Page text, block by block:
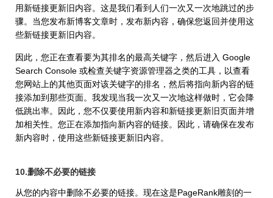
用新链接更新旧内容。这是我们看到人们一次又一次地跳过的步
骤。当您发布新博客文章时，发布新内容，确保您返回并使用这
些新链接更新旧内容。
因此，您正在查看要为其排名的最高关键字，然后进入 Google
Search Console 或检查关键字资源管理器之类的工具，以查看
您网站上的其他页面对该关键字的排名，然后将指向新内容的链
接添加到那些页面。我发现当我一次又一次地这样做时，它会降
低跳出率。因此，您不仅要使用新内容和新链接更新旧页面并增
加相关性。您正在添加指向新内容的链接。因此，请确保在发布
新内容时，使用这些新链接更新旧内容。
10.删除不必要的链接
从您的内容中删除不必要的链接。现在这是PageRank雕刻的一